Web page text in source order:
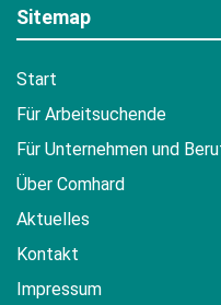
Sitemap
Start
Für Arbeitsuchende
Für Unternehmen und
Über Comhard
Aktuelles
Kontakt
Impressum